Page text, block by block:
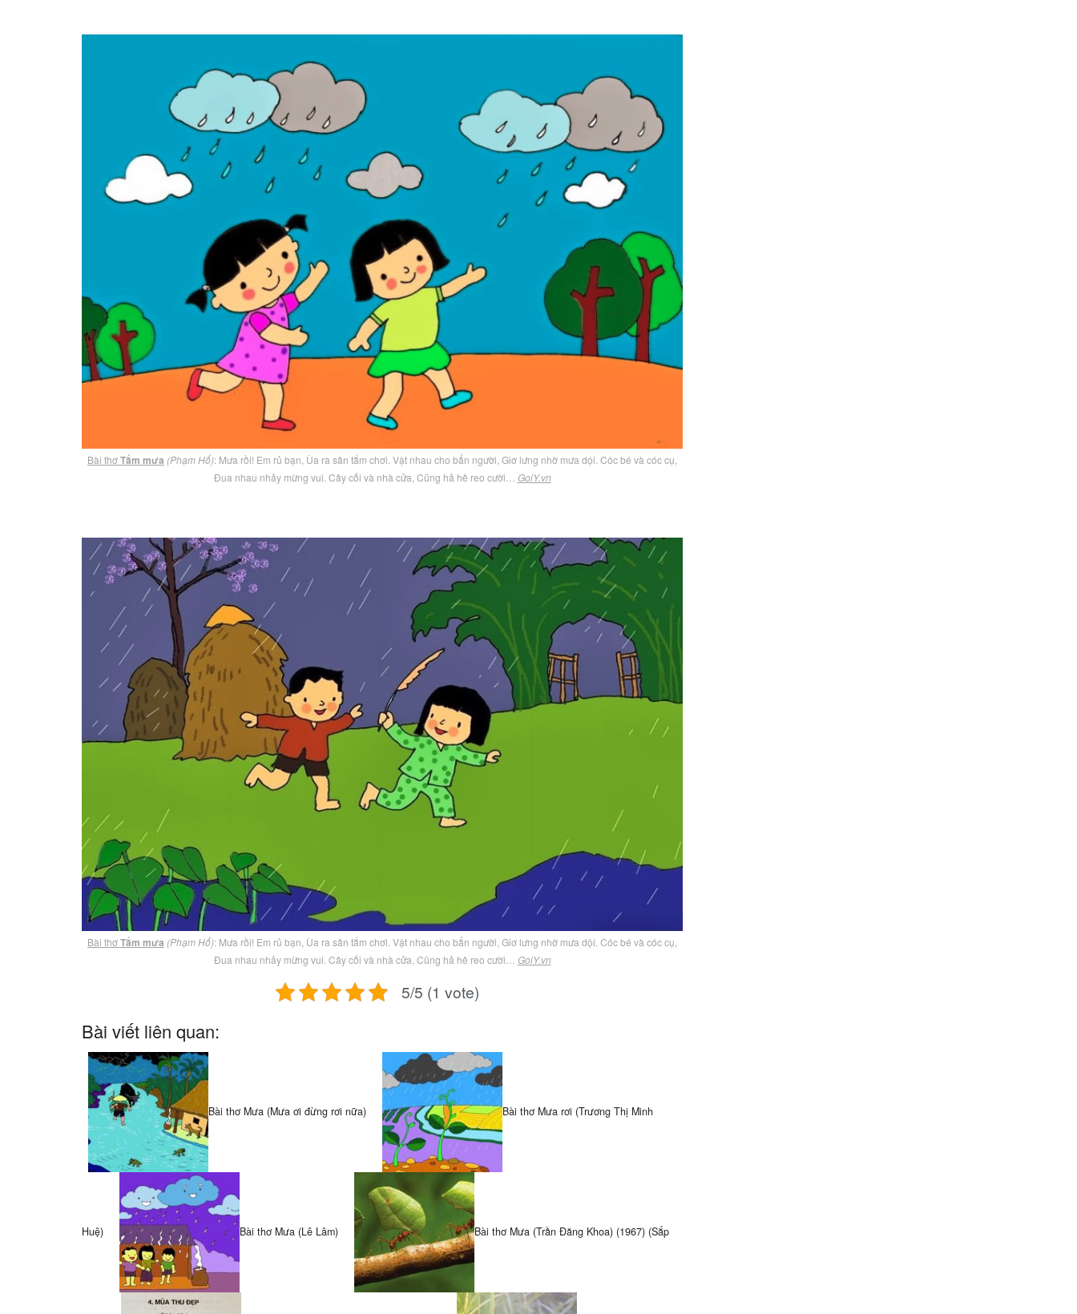
Bài thơTắm mưa (Phạm Hổ): Mưa rồi! Em rủ bạn, Ùa ra sân tắm chơi. Vật nhau cho bẩn người, Giơ lưng nhờ mưa dội. Cóc bé và cóc cụ,
Đua nhau nhảy mừng vui. Cây cối và nhà cửa, Cũng hả hê reo cười… GoiY.vn
Bài thơTắm mưa (Phạm Hổ): Mưa rồi! Em rủ bạn, Ùa ra sân tắm chơi. Vật nhau cho bẩn người, Giơ lưng nhờ mưa dội. Cóc bé và cóc cụ,
Đua nhau nhảy mừng vui. Cây cối và nhà cửa, Cũng hả hê reo cười… GoiY.vn
5/5 (1 vote)
Bài viết liên quan:
Bài thơ Mưa (Mưa ơi đừng rơi nữa) Bài thơ Mưa rơi (Trương Thị Minh
Huệ) Bài thơ Mưa (Lê Lâm) Bài thơ Mưa (Trần Đăng Khoa) (1967) (Sắp